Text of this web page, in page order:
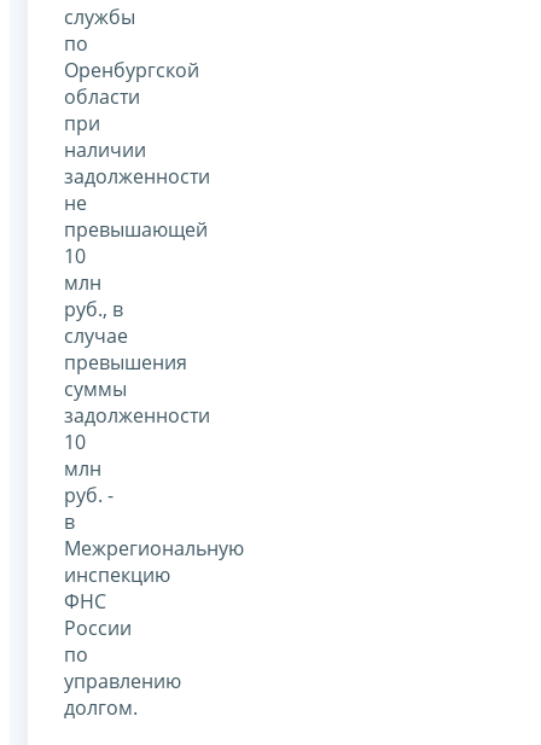
службы
по
Оренбургской
области
при
наличии
задолженности
не
превышающей
10
млн
руб., в
случае
превышения
суммы
задолженности
10
млн
руб. -
в
Межрегиональную
инспекцию
ФНС
России
по
управлению
долгом.